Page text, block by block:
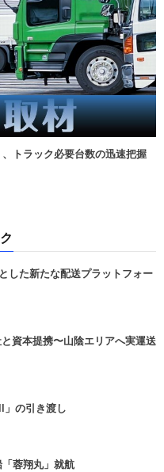
トラック必要台数の迅速把握
した新たな配送プラットフォー
資本提携〜山陰エリアへ実運送
」の引き渡し
蓉翔丸」就航